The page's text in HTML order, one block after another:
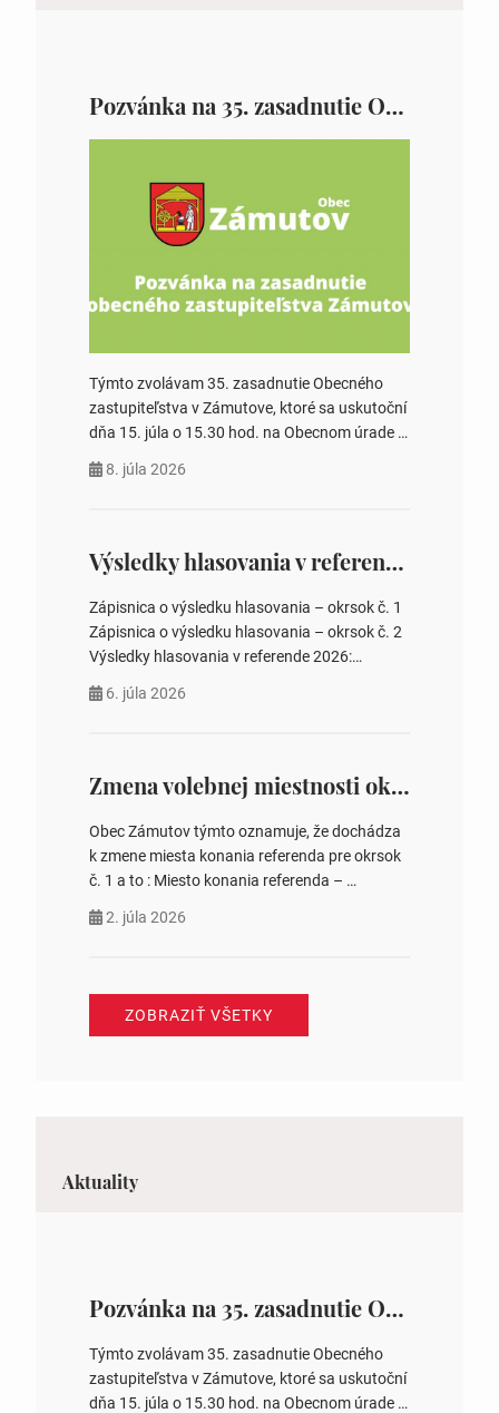
Pozvánka na 35. zasadnutie OZ v Zámutove
Týmto zvolávam 35. zasadnutie Obecného
zastupiteľstva v Zámutove, ktoré sa uskutoční
dňa 15. júla o 15.30 hod. na Obecnom úrade v
rokovania 2. Schválenie návrhovej komisie a
zastupiteľstiev, počtu poslancov obecných
zastupiteľstiev v nich 4. Schválenie odpredaja
obecného pozemku –…
8. júla 2026
Výsledky hlasovania v referende 2026
Zápisnica o výsledku hlasovania – okrsok č. 1
Zápisnica o výsledku hlasovania – okrsok č. 2
Výsledky hlasovania v referende 2026:
na hlasovaní https://www.volbysr.sk/…
6. júla 2026
Zmena volebnej miestnosti okrsok č. 1
Obec Zámutov týmto oznamuje, že dochádza
k zmene miesta konania referenda pre okrsok
č. 1 a to : Miesto konania referenda –
Tomášová starostka obce
2. júla 2026
ZOBRAZIŤ VŠETKY
Aktuality
Pozvánka na 35. zasadnutie OZ v Zámutove
Týmto zvolávam 35. zasadnutie Obecného
zastupiteľstva v Zámutove, ktoré sa uskutoční
dňa 15. júla o 15.30 hod. na Obecnom úrade v